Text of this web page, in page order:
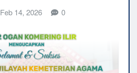
Feb 14, 2026 0